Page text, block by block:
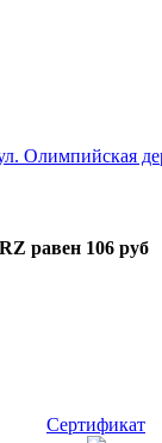
Олимпийская
равен 106 руб
Сертификат